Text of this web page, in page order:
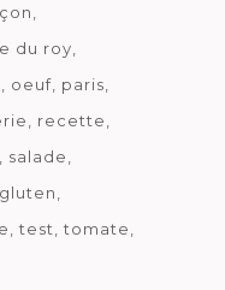
du roy
oeuf paris
recette
salade
test
tomate